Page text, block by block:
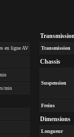
en ligne AV
min
Transmission
Chassis
Suspension
Freins
Dimensions
Longueur